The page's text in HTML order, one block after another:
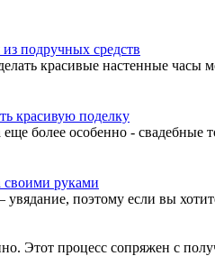
подручных средств
красивые настенные часы
красивую поделку
более особенно -
своими руками
поэтому если вы
Этот процесс сопряжен с